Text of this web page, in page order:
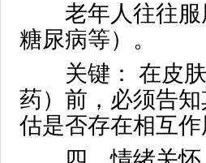
老年人往往服
糖尿病等）。
关键： 在皮肤
药）前，必须告
估是否存在相互